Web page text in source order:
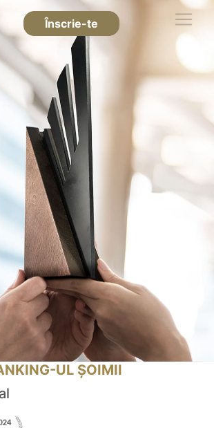
Înscrie-te
UL ȘOIMII